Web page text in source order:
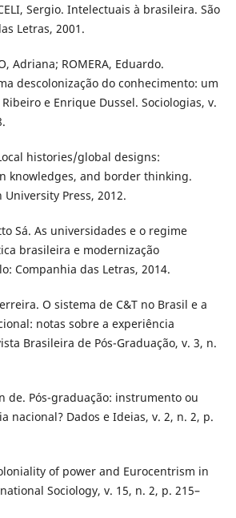
Sergio. Intelectuais à brasileira. São
Letras, 2001.
Adriana; ROMERA, Eduardo.
descolonização do conhecimento: um
e Enrique Dussel. Sociologias, v.
histories/global designs:
knowledges, and border thinking.
Press, 2012.
Sá. As universidades e o regime
brasileira e modernização
Companhia das Letras, 2014.
O sistema de C&T no Brasil e a
notas sobre a experiência
Brasileira de Pós-Graduação, v. 3, n.
de. Pós-graduação: instrumento ou
nacional? Dados e Ideias, v. 2, n. 2, p.
of power and Eurocentrism in
Sociology, v. 15, n. 2, p. 215–